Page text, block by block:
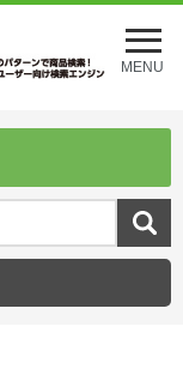
メ
ニ
ュ
を
MENU